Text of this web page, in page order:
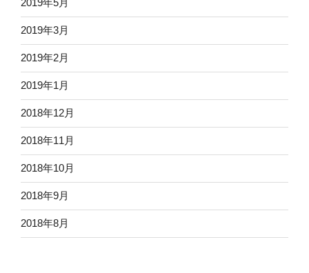
2019年5月
2019年3月
2019年2月
2019年1月
2018年12月
2018年11月
2018年10月
2018年9月
2018年8月